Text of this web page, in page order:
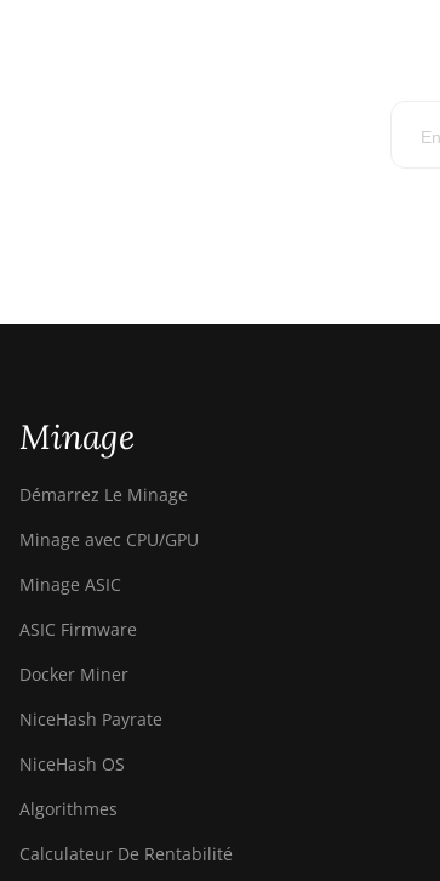
Minage
Démarrez Le Minage
Minage avec CPU/GPU
Minage ASIC
ASIC Firmware
Docker Miner
NiceHash Payrate
NiceHash OS
Algorithmes
Calculateur De Rentabilité